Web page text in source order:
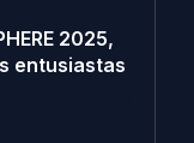
2025,
entusiastas